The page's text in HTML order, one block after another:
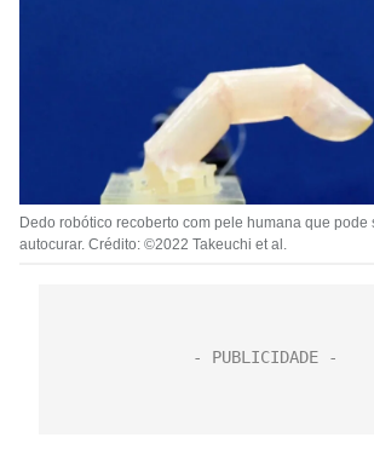
Dedo robótico recoberto com pele humana que pode
autocurar. Crédito: ©2022 Takeuchi et al.